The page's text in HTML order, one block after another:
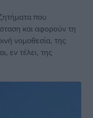
που
και αφορούν τη
νομοθεσία, της
εν τέλει, της